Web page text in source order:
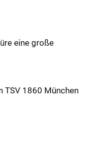
eine große
TSV 1860 München